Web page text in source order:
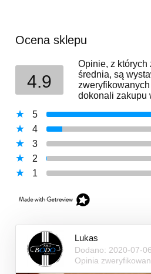
Ocena sklepu
4.9
Opinie, z których
średnia, są
dokonali zakupu
5
4
3
2
1
Lukas
Dodano: 2020-07-06
Opinia